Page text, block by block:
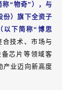
“物奇”），与
份）旗下全资子
下简称“博思
合技术、市场与
芯片等领域客
产业迈向新高度